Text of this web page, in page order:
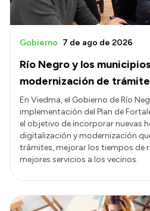
Accesos directos
SIU GUARANÍ
TECNICATURAS
CAPACITACIONES
Río Negro y los
modernización de
Gobierno 7 de ago de 2026
En Viedma, el Gobierno de Río
implementación del Plan de
el objetivo de incorporar nuevas
digitalización y modernización
trámites, mejorar los tiempos de
mejores servicios a los vecinos.